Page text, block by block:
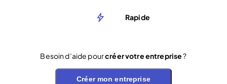
Rapide
Besoin d’aide pourcréer votre entreprise?
Créer mon entreprise